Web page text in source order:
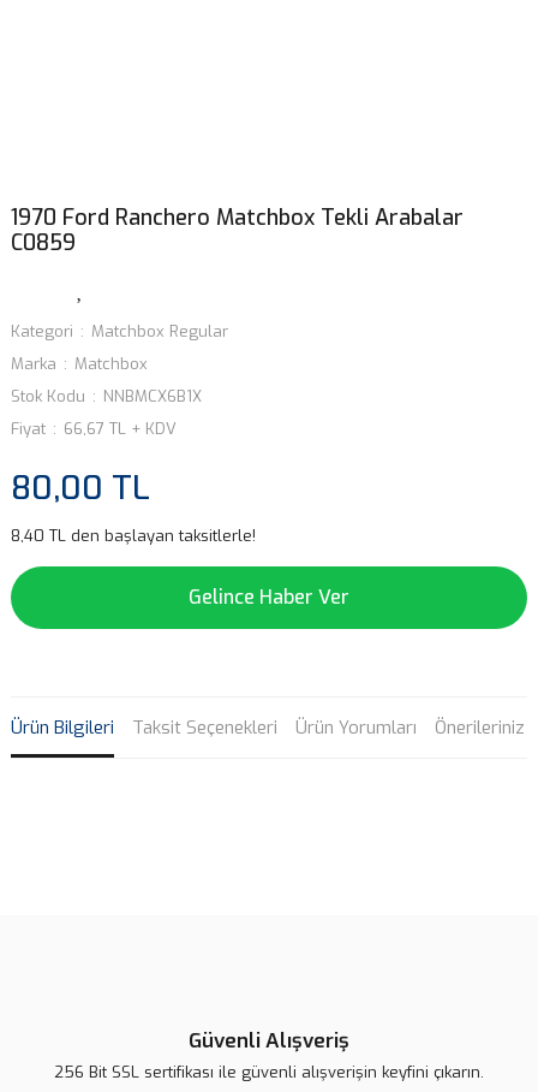
1970 Ford Ranchero Matchbox Tekli Arabalar
C0859
Kategori
Matchbox Regular
Marka
Matchbox
Stok Kodu
NNBMCX6B1X
Fiyat
66,67 TL + KDV
80,00 TL
8,40 TL den başlayan taksitlerle!
Gelince Haber Ver
Ürün Bilgileri Taksit Seçenekleri Ürün Yorumları Önerileriniz
Güvenli Alışveriş
256 Bit SSL sertifikası ile güvenli alışverişin keyfini çıkarın.